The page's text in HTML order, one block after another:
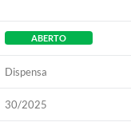
ABERTO
Dispensa
30/2025